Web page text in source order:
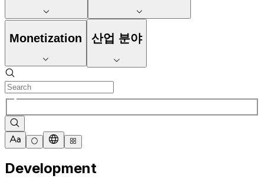
Monetization 산업 분야
Development